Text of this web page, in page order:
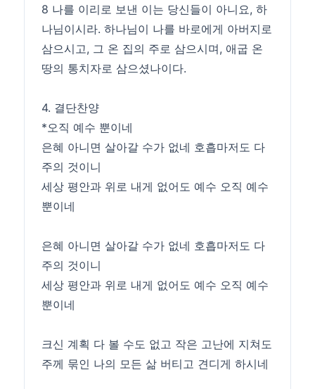
8 나를 이리로 보낸 이는 당신들이 아니요, 하
나님이시라. 하나님이 나를 바로에게 아버지로
삼으시고, 그 온 집의 주로 삼으시며, 애굽 온
땅의 통치자로 삼으셨나이다.
4. 결단찬양
*오직 예수 뿐이네
은혜 아니면 살아갈 수가 없네 호흡마저도 다
주의 것이니
세상 평안과 위로 내게 없어도 예수 오직 예수
뿐이네
은혜 아니면 살아갈 수가 없네 호흡마저도 다
주의 것이니
세상 평안과 위로 내게 없어도 예수 오직 예수
뿐이네
크신 계획 다 볼 수도 없고 작은 고난에 지쳐도
주께 묶인 나의 모든 삶 버티고 견디게 하시네